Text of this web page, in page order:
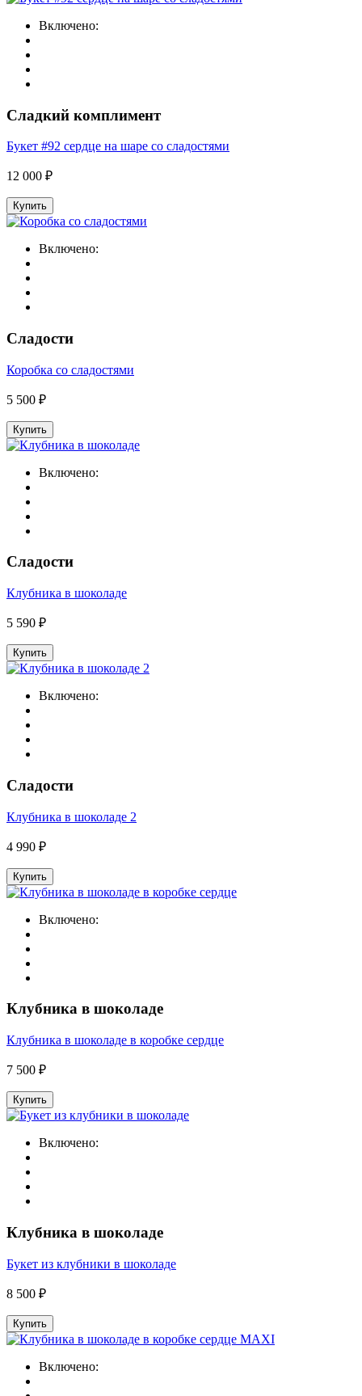
Включено:
Сладкий комплимент
Букет #92 сердце на шаре со сладостями
12 000 ₽
Купить
Включено:
Сладости
Коробка со сладостями
5 500 ₽
Купить
Включено:
Сладости
Клубника в шоколаде
5 590 ₽
Купить
Включено:
Сладости
Клубника в шоколаде 2
4 990 ₽
Купить
Включено:
Клубника в шоколаде
Клубника в шоколаде в коробке сердце
7 500 ₽
Купить
Включено:
Клубника в шоколаде
Букет из клубники в шоколаде
8 500 ₽
Купить
Включено: